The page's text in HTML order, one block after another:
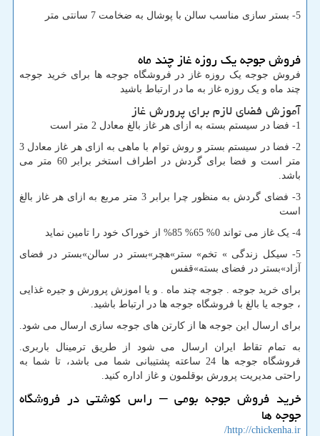
5- بستر سازی مناسب سالن با پوشال به ضخامت 7 سانتی متر
فروش جوجه یک روزه غاز چند ماه
فروش جوجه یک روزه غاز در فروشگاه جوجه ها برای خرید جوجه
چند ماه و یک روزه غاز به ما در ارتباط باشید
آموزش فضای لازم برای پرورش غاز
1- فضا در سیستم بسته به ازای هر غاز بالغ معادل 2 متر است
2- فضا در سیستم بستر و روش توام با ماهی به ازای هر غاز معادل 3
متر است و فضا برای گردش در اطراف استخر برابر 60 متر می
باشد.
3- فضای گردش به منظور چرا برابر 3 متر مربع به ازای هر غاز بالغ
است
4- یک غاز می تواند 0% 65% 85% از خوراک خود را تامین نماید
5- سیکل زندگی » تخم» ستر»هچر»بستر در سالن»بستر در فضای
آزاد»بستر در فضای بسته»قفس
برای خرید جوجه . جوجه چند ماه . و یا اموزش پرورش و جیره غذایی
، جوجه یا بالغ با فروشگاه جوجه ها در ارتباط باشید.
برای ارسال این جوجه ها از کارتن های جوجه سازی ارسال می شود.
به تمام تقاط ایران ارسال می شود از طریق ترمینال باربری.
فروشگاه جوجه ها 24 ساعته پشتیبانی شما می باشد، تا شما به
راحتی مدیریت پرورش بوقلمون و غاز اداره کنید.
خرید فروش جوجه بومی – راس کوشتی در فروشگاه
جوجه ها
http://chickenha.ir/